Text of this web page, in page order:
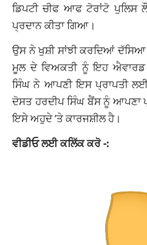
ਡਿਪਟੀ ਚੀਫ ਆਫ ਟੋਰਾਂਟੋ
ਪ੍ਰਦਾਨ ਕੀਤਾ ਗਿਆ।
ਉਸ ਨੇ ਖੁਸ਼ੀ ਸਾਂਝੀ ਕਰਦਿਆਂ ਦੱਸਿਆ
ਮੂਲ ਦੇ ਵਿਅਕਤੀ ਨੂੰ ਇਹ
ਸਿੰਘ ਨੇ ਆਪਣੀ ਇਸ ਪ੍ਰਾਪਤੀ
ਦੋਸਤ ਹਰਦੀਪ ਸਿੰਘ ਬੈਂਸ ਨੂੰ ਆਪਣਾ
ਇਸੇ ਅਹੁਦੇ ’ਤੇ ਕਾਰਜਸ਼ੀਲ ਹੈ।
ਵੀਡੀਓ ਲਈ ਕਲਿੱਕ ਕਰੋ -: